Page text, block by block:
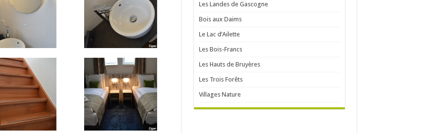
Les Landes de Gascogne
Bois aux Daims
Le Lac d’Ailette
Les Bois-Francs
Les Hauts de Bruyères
Les Trois Forêts
Villages Nature